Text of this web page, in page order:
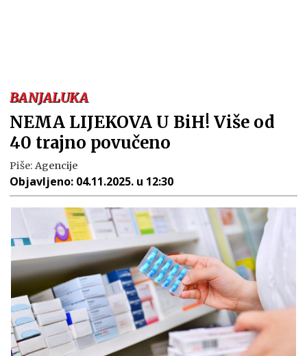
BANJALUKA
NEMA LIJEKOVA U BiH! Više od
40 trajno povučeno
Piše: Agencije
Objavljeno: 04.11.2025. u 12:30